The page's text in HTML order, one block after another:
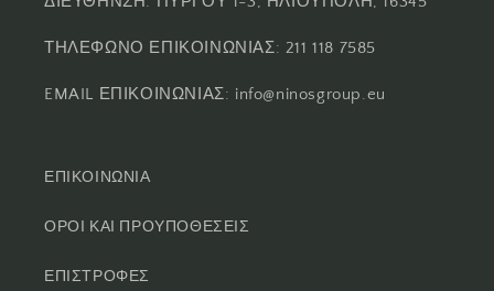
ΤΗΛΕΦΩΝΟ ΕΠΙΚΟΙΝΩΝΙΑΣ: 211 118 7585
EMAIL ΕΠΙΚΟΙΝΩΝΙΑΣ: info@ninosgroup.eu
ΕΠΙΚΟΙΝΩΝΙΑ
ΟΡΟΙ ΚΑΙ ΠΡΟΥΠΟΘΕΣΕΙΣ
ΕΠΙΣΤΡΟΦΕΣ